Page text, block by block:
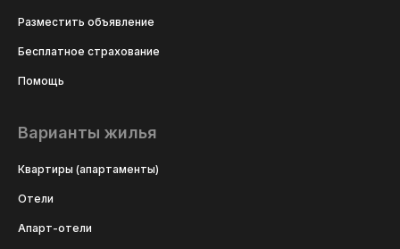
Разместить объявление
Бесплатное страхование
Помощь
Варианты жилья
Квартиры (апартаменты)
Отели
Апарт-отели